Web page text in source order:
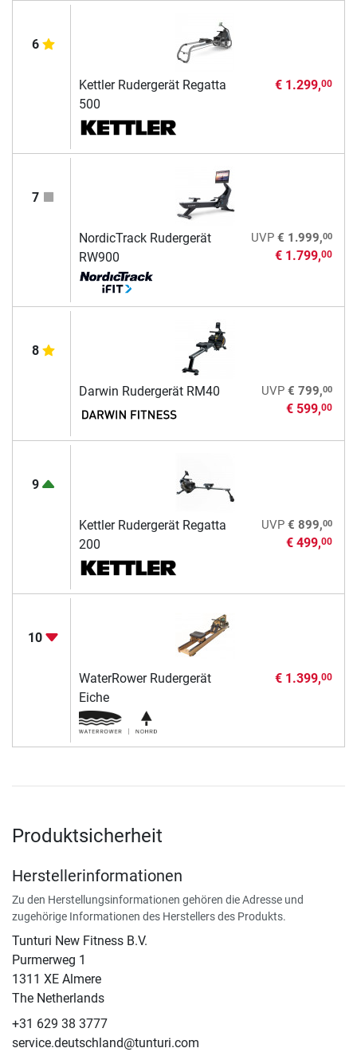
6
Kettler Rudergerät Regatta
500
€ 1.299,00
7
NordicTrack Rudergerät
RW900
UVP € 1.999,00
€ 1.799,00
8
Darwin Rudergerät RM40 UVP € 799,00
€ 599,00
9
Kettler Rudergerät Regatta
200
UVP € 899,00
€ 499,00
10
WaterRower Rudergerät
Eiche
€ 1.399,00
Produktsicherheit
Herstellerinformationen
Zu den Herstellungsinformationen gehören die Adresse und
zugehörige Informationen des Herstellers des Produkts.
Tunturi New Fitness B.V.
​Purmerweg 1
1311 XE Almere
The Netherlands
+31 629 38 3777
service.deutschland@tunturi.com